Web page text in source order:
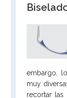
embargo,
muy
recortar las